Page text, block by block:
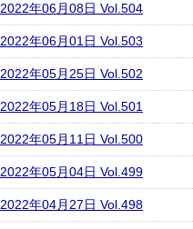
2022年06月08日 Vol.504
2022年06月01日 Vol.503
2022年05月25日 Vol.502
2022年05月18日 Vol.501
2022年05月11日 Vol.500
2022年05月04日 Vol.499
2022年04月27日 Vol.498